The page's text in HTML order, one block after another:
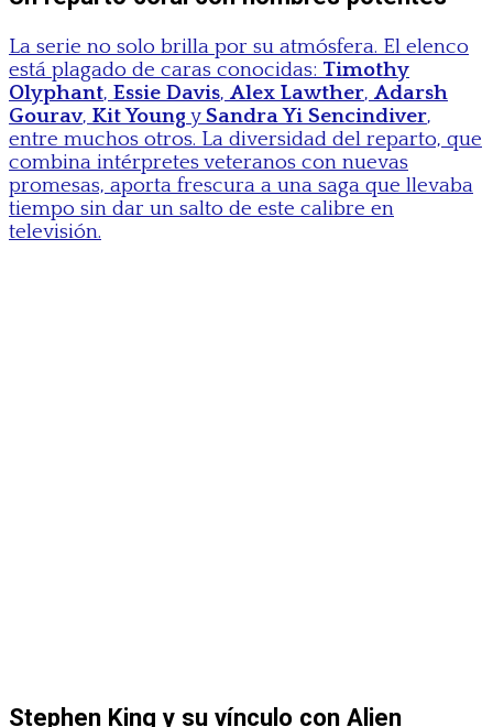
La serie no solo brilla por su atmósfera. El elenco
está plagado de caras conocidas: Timothy
Olyphant, Essie Davis, Alex Lawther, Adarsh
Gourav, Kit YoungySandra Yi Sencindiver,
entre muchos otros. La diversidad del reparto, que
combina intérpretes veteranos con nuevas
promesas, aporta frescura a una saga que llevaba
tiempo sin dar un salto de este calibre en
televisión.
Stephen King y su vínculo con Alien